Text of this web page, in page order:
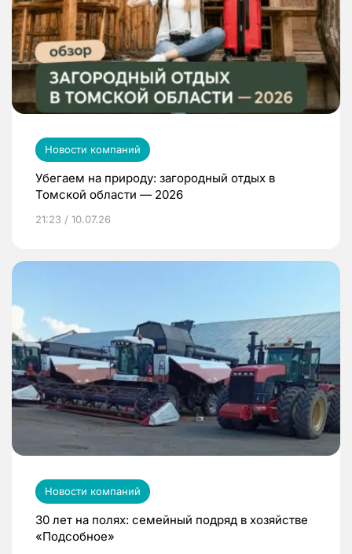
Новости компаний
Убегаем на природу: загородный отдых в
Томской области — 2026
21:23 / 10.07.26
Новости компаний
30 лет на полях: семейный подряд в хозяйстве
«Подсобное»